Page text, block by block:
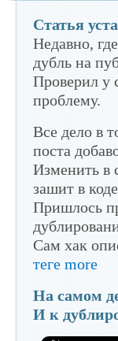
Статья
Недавно,
дубль на
Проверил у
проблему.
Все дело в
поста
Изменить в
зашит в
Пришлось
Сам хак
теге more
На самом
И к